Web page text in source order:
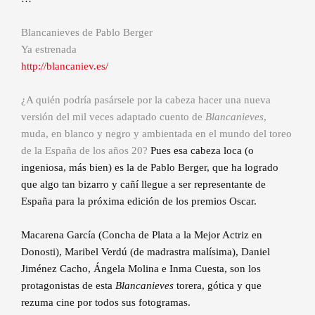
Blancanieves de Pablo Berger
Ya estrenada
http://blancaniev.es/
¿A quién podría pasársele por la cabeza hacer una nueva
versión del mil veces adaptado cuento de Blancanieves,
muda, en blanco y negro y ambientada en el mundo del toreo
de la España de los años 20? Pues esa cabeza loca (o
ingeniosa, más bien) es la de Pablo Berger, que ha logrado
que algo tan bizarro y cañí llegue a ser representante de
España para la próxima edición de los premios Oscar.
Macarena García (Concha de Plata a la Mejor Actriz en
Donosti), Maribel Verdú (de madrastra malísima), Daniel
Jiménez Cacho, Ángela Molina e Inma Cuesta, son los
protagonistas de esta Blancanieves torera, gótica y que
rezuma cine por todos sus fotogramas.